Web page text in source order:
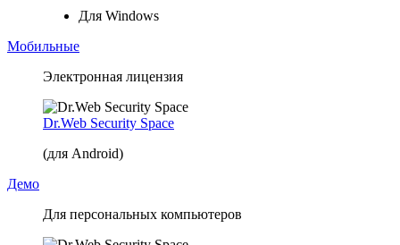
Для Windows
Мобильные
Электронная лицензия
Dr.Web Security Space
(для Android)
Демо
Для персональных компьютеров